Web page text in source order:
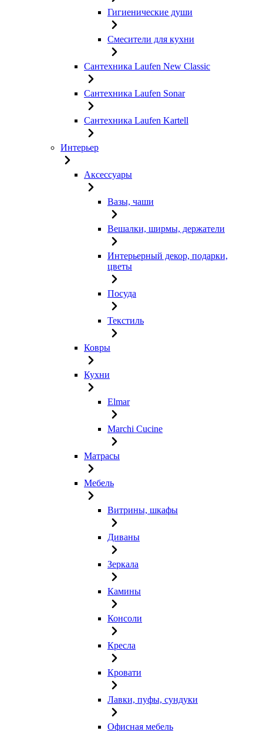
Гигиенические души
Смесители для кухни
Сантехника Laufen New Classic
Сантехника Laufen Sonar
Сантехника Laufen Kartell
Интерьер
Аксессуары
Вазы, чаши
Вешалки, ширмы, держатели
Интерьерный декор, подарки,
цветы
Посуда
Текстиль
Ковры
Кухни
Elmar
Marchi Cucine
Матрасы
Мебель
Витрины, шкафы
Диваны
Зеркала
Камины
Консоли
Кресла
Кровати
Лавки, пуфы, сундуки
Офисная мебель